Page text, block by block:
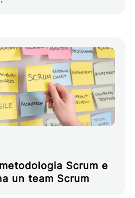
Scrum e
un team Scrum